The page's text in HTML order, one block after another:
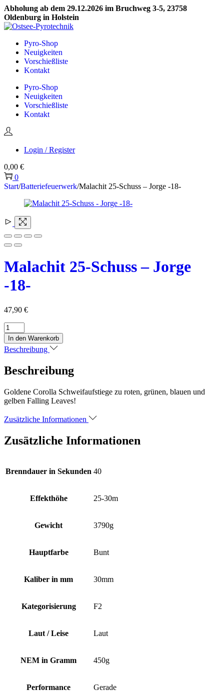
Abholung ab dem 29.12.2026 im Bruchweg 3-5, 23758
Oldenburg in Holstein
Skip
navigation
Skip
contentPyro-Shop
Neuigkeiten
Vorschießliste
Kontakt
Pyro-Shop
Neuigkeiten
Vorschießliste
Kontakt
Login / Register
0,00 €
0
Start/Batteriefeuerwerk/Malachit 25-Schuss – Jorge -18-
Malachit 25-Schuss – Jorge
-18-
47,90 €
Malachit
25-
Schuss
-
-18-
In den Warenkorb
Beschreibung
Beschreibung
Goldene Corolla Schweifaufstiege zu roten, grünen, blauen und
gelben Falling Leaves!
Zusätzliche Informationen
Zusätzliche Informationen
Brenndauer in Sekunden 40
Effekthöhe 25-30m
Gewicht 3790g
Hauptfarbe Bunt
Kaliber in mm 30mm
Kategorisierung F2
Laut / Leise Laut
NEM in Gramm 450g
Performance Gerade